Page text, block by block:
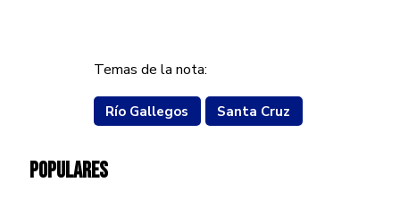
Temas de la nota:
Río Gallegos Santa Cruz
POPULARES